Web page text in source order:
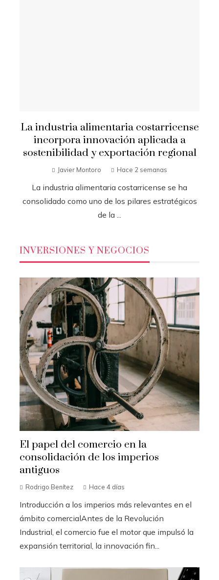
La industria alimentaria costarricense
incorpora innovación aplicada a
sostenibilidad y exportación regional
Javier Montoro Hace 2 semanas
La industria alimentaria costarricense se ha
consolidado como uno de los pilares estratégicos
de la ...
INVERSIONES Y NEGOCIOS
El papel del comercio en la
consolidación de los imperios
antiguos
Rodrigo Benítez Hace 4 días
Introducción a los imperios más relevantes en el
ámbito comercialAntes de la Revolución
Industrial, el comercio fue el motor que impulsó la
expansión territorial, la innovación fin...